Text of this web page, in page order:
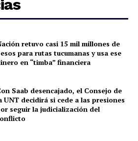
retuvo casi 15 mil millones de
para rutas tucumanas y usa ese
en “timba” financiera
Saab desencajado, el Consejo de
UNT decidirá si cede a las presiones
seguir la judicialización del